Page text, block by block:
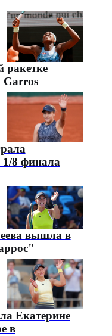
ракетке
Garros
1/8 финала
вышла в
Екатерине
в